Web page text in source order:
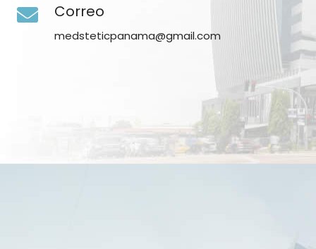
Correo
medsteticpanama@gmail.com